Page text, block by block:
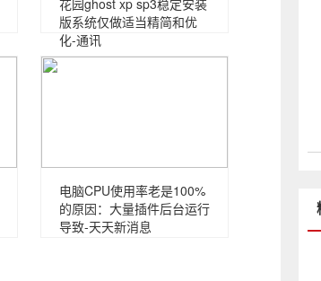
花园ghost xp sp3稳定安装
版系统仅做适当精简和优
化-通讯
电脑CPU使用率老是100%
的原因：大量插件后台运行
导致-天天新消息